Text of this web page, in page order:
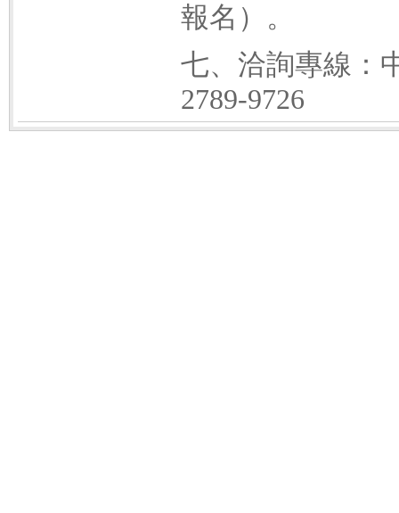
報名）。
七、洽詢專線：
2789-9726